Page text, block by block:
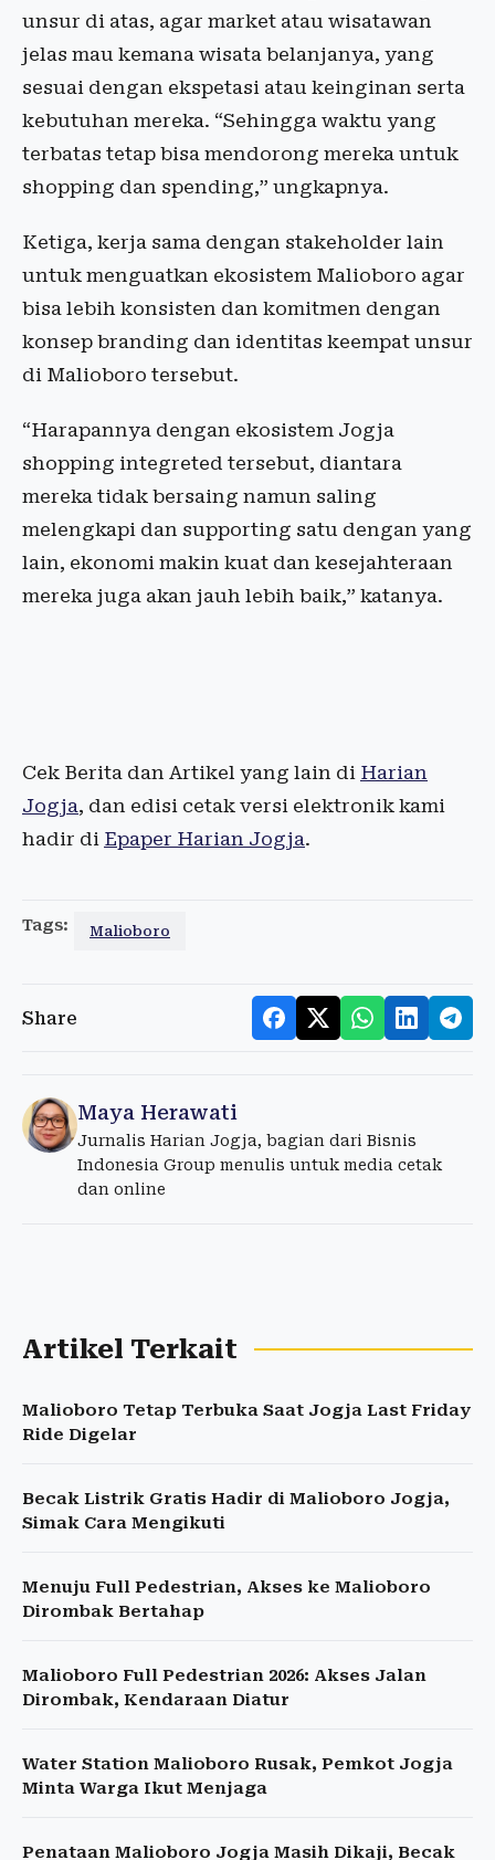
unsur di atas, agar market atau wisatawan
jelas mau kemana wisata belanjanya, yang
sesuai dengan ekspetasi atau keinginan serta
kebutuhan mereka. “Sehingga waktu yang
terbatas tetap bisa mendorong mereka untuk
shopping dan spending,” ungkapnya.
Ketiga, ⁠kerja sama dengan stakeholder lain
untuk menguatkan ekosistem Malioboro agar
bisa lebih konsisten dan komitmen dengan
konsep branding dan identitas keempat unsur
di Malioboro tersebut.
“Harapannya dengan ekosistem Jogja
shopping integreted tersebut, diantara
mereka tidak bersaing namun saling
melengkapi dan supporting satu dengan yang
lain, ekonomi makin kuat dan kesejahteraan
mereka juga akan jauh lebih baik,” katanya.
Cek Berita dan Artikel yang lain di Harian
Jogja, dan edisi cetak versi elektronik kami
hadir di Epaper Harian Jogja.
Tags: Malioboro
Share
Maya Herawati
Jurnalis Harian Jogja, bagian dari Bisnis
Indonesia Group menulis untuk media cetak
dan online
Artikel Terkait
Malioboro Tetap Terbuka Saat Jogja Last Friday
Ride Digelar
Becak Listrik Gratis Hadir di Malioboro Jogja,
Simak Cara Mengikuti
Menuju Full Pedestrian, Akses ke Malioboro
Dirombak Bertahap
Malioboro Full Pedestrian 2026: Akses Jalan
Dirombak, Kendaraan Diatur
Water Station Malioboro Rusak, Pemkot Jogja
Minta Warga Ikut Menjaga
Penataan Malioboro Jogja Masih Dikaji, Becak